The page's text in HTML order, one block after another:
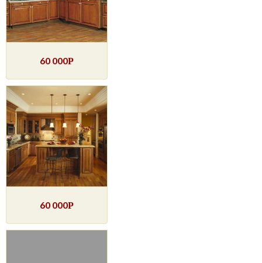
60 000Р
60 000Р